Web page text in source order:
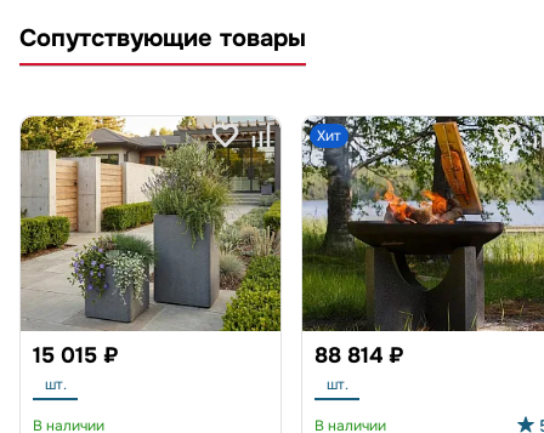
Сопутствующие товары
15 015 ₽
шт.
В наличии
Хит
88 814 ₽
шт.
В наличии